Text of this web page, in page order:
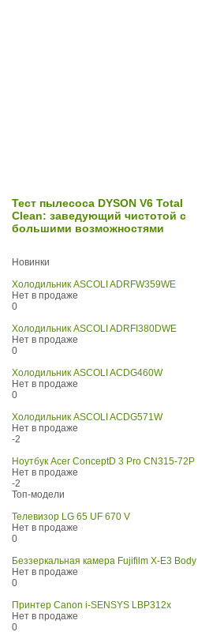
Тест пылесоса DYSON V6 Total
Clean: заведующий чистотой с
большими возможностями
Новинки
Холодильник ASCOLI ADRFW359WE
Нет в продаже
0
Холодильник ASCOLI ADRFI380DWE
Нет в продаже
0
Холодильник ASCOLI ACDG460W
Нет в продаже
0
Холодильник ASCOLI ACDG571W
Нет в продаже
-2
Ноутбук Acer ConceptD 3 Pro CN315-72P
Нет в продаже
-2
Топ-модели
Телевизор LG 65 UF 670 V
Нет в продаже
0
Беззеркальная камера Fujifilm X-E3 Body
Нет в продаже
0
Принтер Canon i-SENSYS LBP312x
Нет в продаже
0